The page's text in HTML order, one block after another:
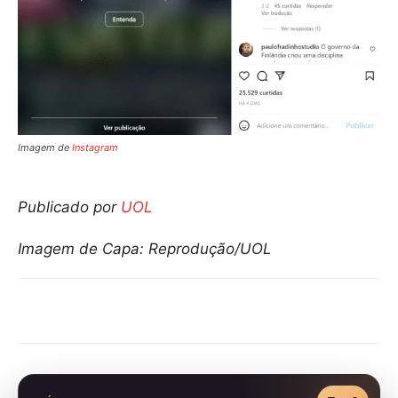
Imagem de Instagram
Publicado por UOL
Imagem de Capa: Reprodução/UOL